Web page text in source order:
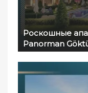
Роскошные
Panorman